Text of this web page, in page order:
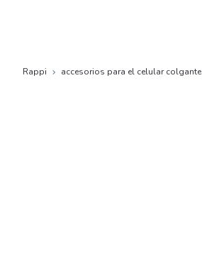
Rappi accesorios para el celular colgante